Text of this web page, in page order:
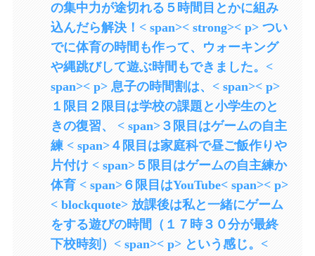
の集中力が途切れる５時間目とかに組み
込んだら解決！< span>< strong>< p> つい
でに体育の時間も作って、ウォーキング
や縄跳びして遊ぶ時間もできました。<
span>< p> 息子の時間割は、< span>< p>
１限目２限目は学校の課題と小学生のと
きの復習、 < span>３限目はゲームの自主
練 < span>４限目は家庭科で昼ご飯作りや
片付け < span>５限目はゲームの自主練か
体育 < span>６限目はYouTube< span>< p>
< blockquote> 放課後は私と一緒にゲーム
をする遊びの時間（１７時３０分が最終
下校時刻）< span>< p> という感じ。<